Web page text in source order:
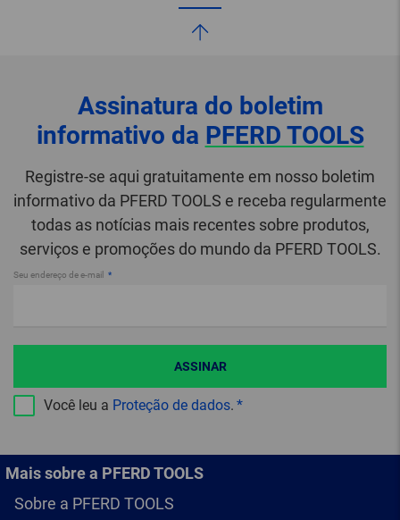
Assinatura do boletim
informativo da PFERD TOOLS
Registre-se aqui gratuitamente em nosso boletim
informativo da PFERD TOOLS e receba regularmente
todas as notícias mais recentes sobre produtos,
serviços e promoções do mundo da PFERD TOOLS.
Seu endereço de e-mail
Você leu a Proteção de dados.
ASSINAR
Mais sobre a PFERD TOOLS
Sobre a PFERD TOOLS